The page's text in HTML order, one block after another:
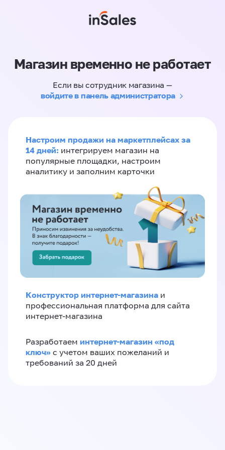
Магазин временно не работает
Если вы сотрудник магазина —
войдите в панель администратора
Настроим продажи на маркетплейсах за
14 дней: интегрируем магазин на
популярные площадки, настроим
аналитику и заполним карточки
Конструктор интернет-магазина и
профессиональная платформа для сайта
интернет-магазина
Разработаем интернет-магазин «‎под
ключ»‎ с учетом ваших пожеланий и
требований за 20 дней